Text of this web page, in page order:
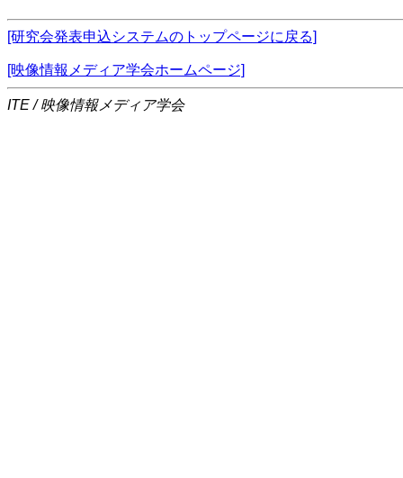
[研究会発表申込システムのトップページに戻る]
[映像情報メディア学会ホームページ]
ITE / 映像情報メディア学会